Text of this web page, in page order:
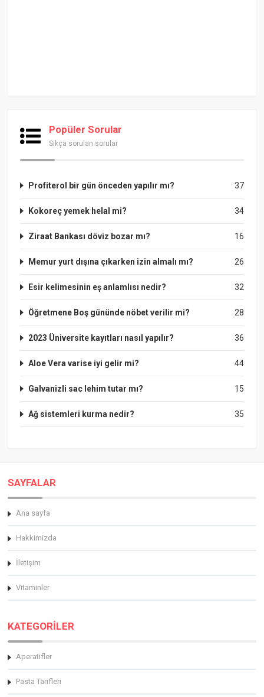
Popüler Sorular
Sıkça sorulan sorular
37
Profiterol bir gün önceden yapılır mı?
34
Kokoreç yemek helal mi?
16
Ziraat Bankası döviz bozar mı?
26
Memur yurt dışına çıkarken izin almalı mı?
32
Esir kelimesinin eş anlamlısı nedir?
28
Öğretmene Boş gününde nöbet verilir mi?
36
2023 Üniversite kayıtları nasıl yapılır?
44
Aloe Vera varise iyi gelir mi?
15
Galvanizli sac lehim tutar mı?
35
Ağ sistemleri kurma nedir?
SAYFALAR
Ana sayfa
Hakkimizda
İletişim
Vitaminler
KATEGORİLER
Aperatifler
Pasta Tarifleri